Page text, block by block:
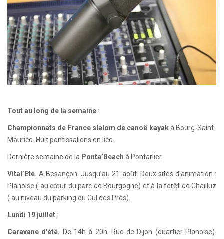
Tout au long de la semaine :
Championnats de France slalom de canoë kayakà Bourg-Saint-
Maurice. Huit pontissaliens en lice.
Dernière semaine de la Ponta’Beach à Pontarlier.
Vital’Eté. A Besançon. Jusqu’au 21 août. Deux sites d’animation :
Planoise ( au cœur du parc de Bourgogne) et à la forêt de Chailluz
( au niveau du parking du Cul des Prés).
Lundi 19 juillet :
Caravane d'été. De 14h à 20h. Rue de Dijon (quartier Planoise).